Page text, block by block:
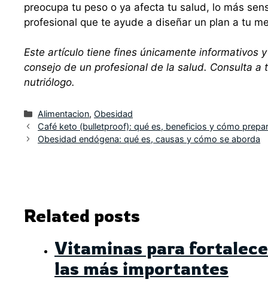
preocupa tu peso o ya afecta tu salud, lo más
profesional que te ayude a diseñar un plan a tu
Este artículo tiene fines únicamente informativos
consejo de un profesional de la salud. Consulta a
nutriólogo.
Categorías
Alimentacion, Obesidad
Café keto (bulletproof): qué es, beneficios y cómo
Obesidad endógena: qué es, causas y cómo se aborda
Related posts
Vitaminas para
las más importantes